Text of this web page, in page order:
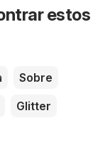
estos
Sobre
Glitter